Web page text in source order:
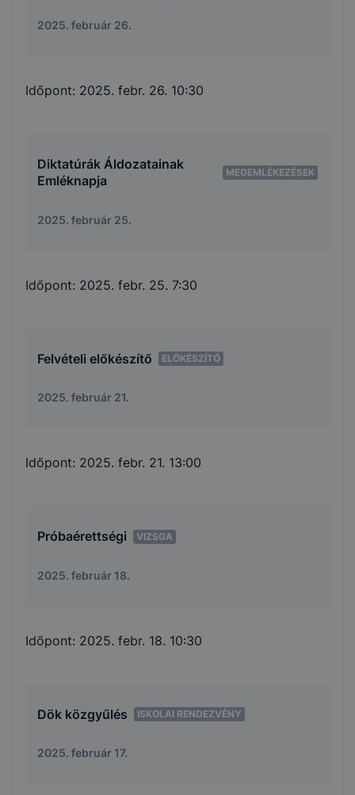
2025. február 26.
Időpont: 2025. febr. 26. 10:30
Diktatúrák Áldozatainak
Emléknapja
MEGEMLÉKEZÉSEK
2025. február 25.
Időpont: 2025. febr. 25. 7:30
Felvételi előkészítő ELŐKÉSZÍTŐ
2025. február 21.
Időpont: 2025. febr. 21. 13:00
Próbaérettségi VIZSGA
2025. február 18.
Időpont: 2025. febr. 18. 10:30
Dök közgyűlés ISKOLAI RENDEZVÉNY
2025. február 17.